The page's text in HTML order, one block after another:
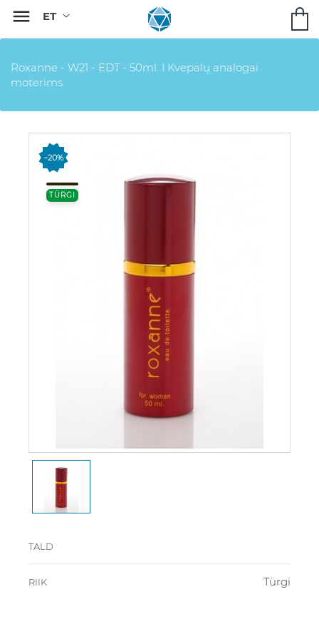

Roxanne - W21 - EDT - 50ml. I Kvepalų analogai
moterims
−20%
TÜRGI
TALD
RIIK Türgi